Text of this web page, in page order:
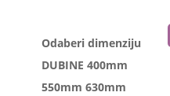
Odaberi dimenziju
DUBINE 400mm
550mm 630mm